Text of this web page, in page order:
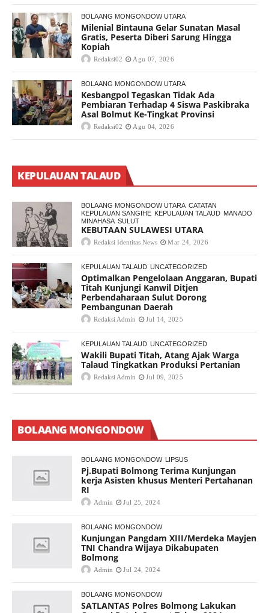
BOLAANG MONGONDOW UTARA
Milenial Bintauna Gelar Sunatan Masal
Gratis, Peserta Diberi Sarung Hingga
Kopiah
Redaksi02 Agu 07, 2026
BOLAANG MONGONDOW UTARA
Kesbangpol Tegaskan Tidak Ada
Pembiaran Terhadap 4 Siswa Paskibraka
Asal Bolmut Ke-Tingkat Provinsi
Redaksi02 Agu 04, 2026
KEPULAUAN TALAUD
BOLAANG MONGONDOW UTARA CATATAN
KEPULAUAN SANGIHE KEPULAUAN TALAUD MANADO
MINAHASA SULUT
KEBUTAAN SULAWESI UTARA
Redaksi Identitas News Mar 24, 2026
KEPULAUAN TALAUD UNCATEGORIZED
Optimalkan Pengelolaan Anggaran, Bupati
Titah Kunjungi Kanwil Ditjen
Perbendaharaan Sulut Dorong
Pembangunan Daerah
Redaksi Admin Jul 14, 2025
KEPULAUAN TALAUD UNCATEGORIZED
Wakili Bupati Titah, Atang Ajak Warga
Talaud Tingkatkan Produksi Pertanian
Redaksi Admin Jul 09, 2025
BOLAANG MONGONDOW
BOLAANG MONGONDOW LIPSUS
Pj.Bupati Bolmong Terima Kunjungan
kerja Asisten khusus Menteri Pertahanan
RI
Admin Jul 25, 2024
BOLAANG MONGONDOW
Kunjungan Pangdam XIII/Merdeka Mayjen
TNI Chandra Wijaya Dikabupaten
Bolmong
Admin Jul 24, 2024
BOLAANG MONGONDOW
SATLANTAS Polres Bolmong Lakukan